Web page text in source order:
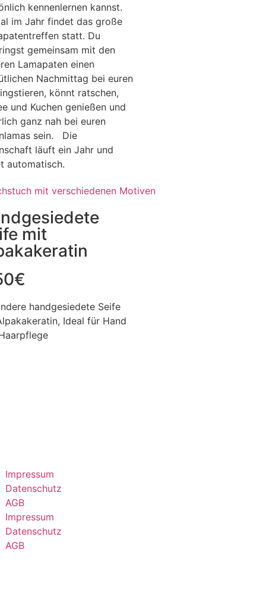
kennenlernen kannst.
im Jahr findet das große
statt. Du
gemeinsam mit den
Lamapaten einen
Nachmittag bei euren
könnt ratschen,
und Kuchen genießen und
ganz nah bei euren
sein. Die
läuft ein Jahr und
automatisch.
mit
€
handgesiedete Seife
Ideal für Hand
Impressum
Datenschutz
AGB
Impressum
Datenschutz
AGB